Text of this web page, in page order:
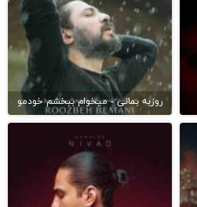
روزبه بمانی - میخوام ببخشم خودمو